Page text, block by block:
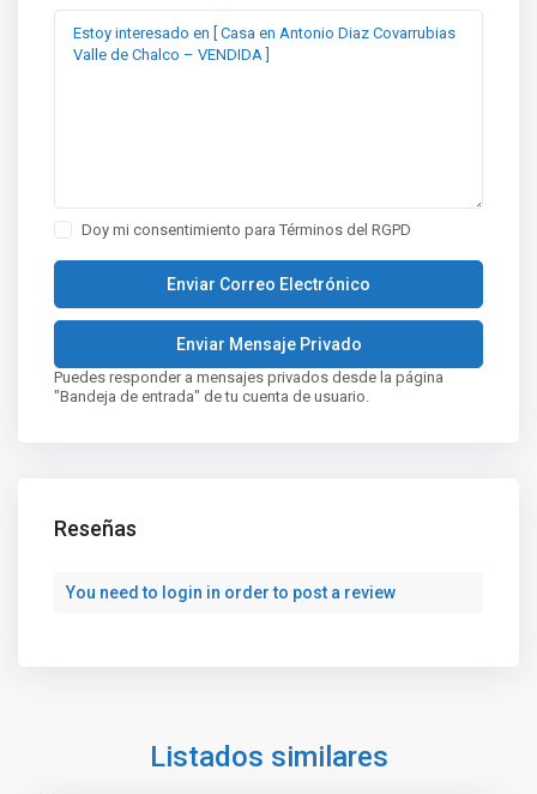
Doy mi consentimiento paraTérminos del RGPD
Puedes responder a mensajes privados desde la página
"Bandeja de entrada" de tu cuenta de usuario.
Reseñas
You need to login in order to post a review
Listados similares